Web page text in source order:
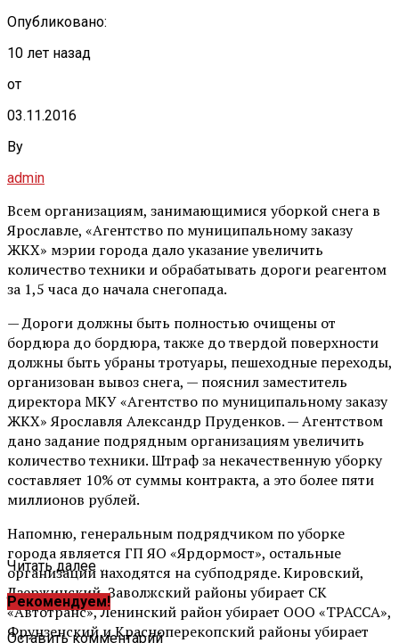
Опубликовано:
10 лет назад
от
03.11.2016
By
admin
Всем организациям, занимающимися уборкой снега в
Ярославле, «Агентство по муниципальному заказу
ЖКХ» мэрии города дало указание увеличить
количество техники и обрабатывать дороги реагентом
за 1,5 часа до начала снегопада.
— Дороги должны быть полностью очищены от
бордюра до бордюра, также до твердой поверхности
должны быть убраны тротуары, пешеходные переходы,
организован вывоз снега, — пояснил заместитель
директора МКУ «Агентство по муниципальному заказу
ЖКХ» Ярославля Александр Пруденков. — Агентством
дано задание подрядным организациям увеличить
количество техники. Штраф за некачественную уборку
составляет 10% от суммы контракта, а это более пяти
миллионов рублей.
Напомню, генеральным подрядчиком по уборке
города является ГП ЯО «Ярдормост», остальные
организации находятся на субподряде. Кировский,
Дзержинский, Заволжский районы убирает СК
«Автотранс», Ленинский район убирает ООО «ТРАССА»,
Фрунзенский и Красноперекопский районы убирает
Читать далее ...
Рекомендуем!
Оставить комментарий